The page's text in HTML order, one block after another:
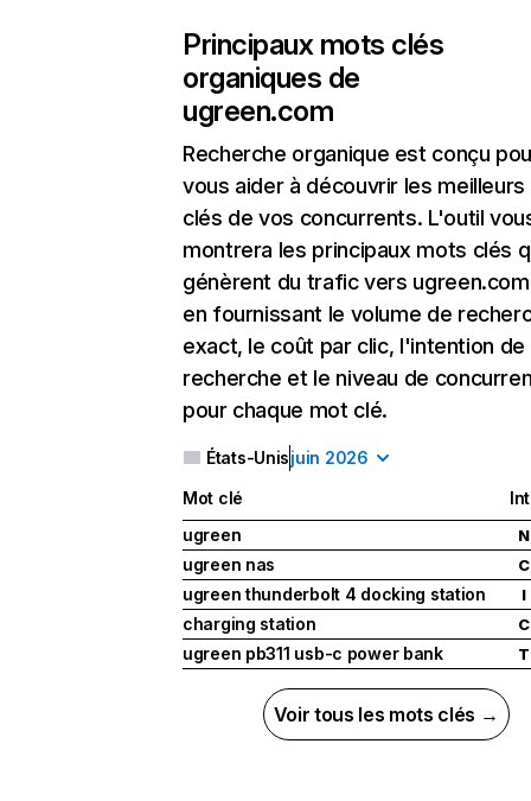
Principaux mots clés
organiques de
ugreen.com
Recherche organique est conçu
vous aider à découvrir les
clés de vos concurrents. L'outil
montrera les principaux mots clés
génèrent du trafic vers
en fournissant le volume de
exact, le coût par clic, l'intention de
recherche et le niveau de
pour chaque mot clé.
États-Unisjuin 2026
Mot clé
ugreen
N
ugreen nas C
ugreen thunderbolt 4 docking station I
charging station C
ugreen pb311 usb-c power bank T
Voir tous les mots clés →